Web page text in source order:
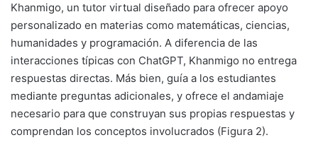
Khanmigo, un tutor virtual diseñado para ofrecer apoyo
personalizado en materias como matemáticas, ciencias,
humanidades y programación. A diferencia de las
interacciones típicas con ChatGPT, Khanmigo no entrega
respuestas directas. Más bien, guía a los estudiantes
mediante preguntas adicionales, y ofrece el andamiaje
necesario para que construyan sus propias respuestas y
comprendan los conceptos involucrados (Figura 2).